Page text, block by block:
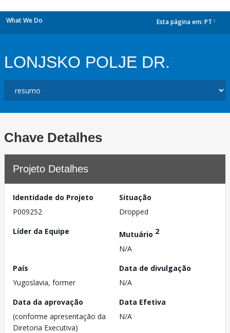
What We Do Esta página em: PT
LONJSKO POLJE DR.
Chave Detalhes
Projeto Detalhes
Identidade do Projeto
P009252
Situação
Dropped
Líder da Equipe
Mutuário 2
N/A
País
Yugoslavia, former
Data de divulgação
N/A
Data da aprovação
(conforme apresentação da
Diretoria Executiva)
Data Efetiva
N/A